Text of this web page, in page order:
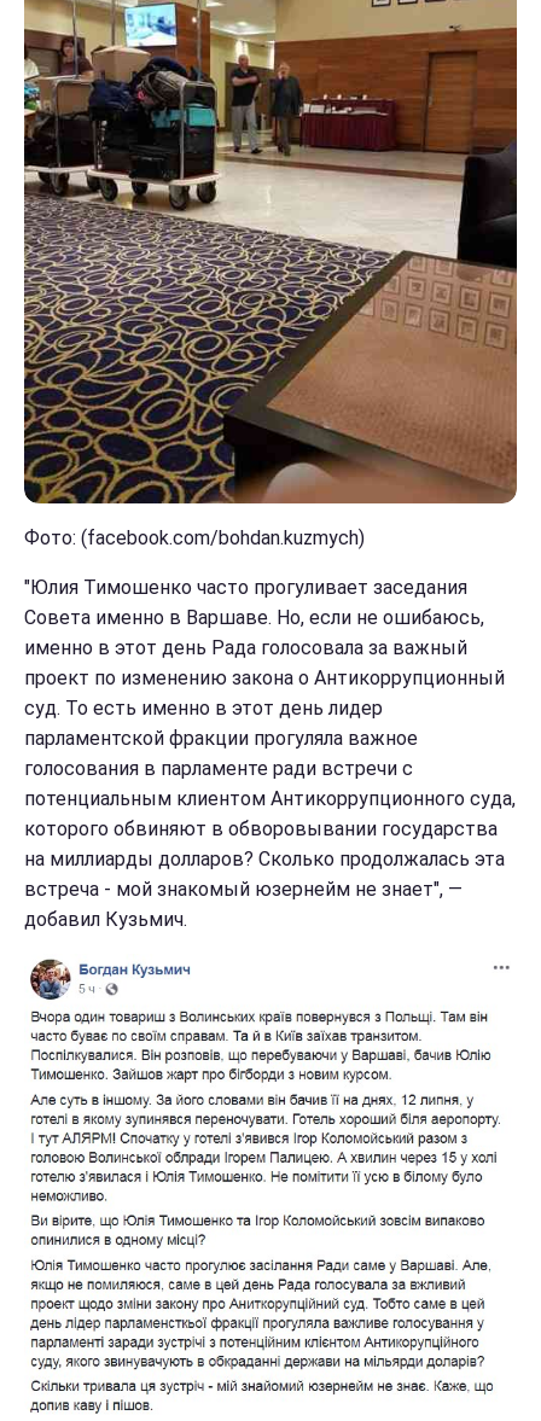
Фото: (facebook.com/bohdan.kuzmych)
"Юлия Тимошенко часто прогуливает заседания
Совета именно в Варшаве. Но, если не ошибаюсь,
именно в этот день Рада голосовала за важный
проект по изменению закона о Антикоррупционный
суд. То есть именно в этот день лидер
парламентской фракции прогуляла важное
голосования в парламенте ради встречи с
потенциальным клиентом Антикоррупционного суда,
которого обвиняют в обворовывании государства
на миллиарды долларов? Сколько продолжалась эта
встреча - мой знакомый юзернейм не знает", —
добавил Кузьмич.